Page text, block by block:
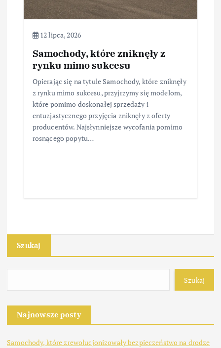
12 lipca, 2026
Samochody, które zniknęły z
rynku mimo sukcesu
Opierając się na tytule Samochody, które zniknęły
z rynku mimo sukcesu, przyjrzymy się modelom,
które pomimo doskonałej sprzedaży i
entuzjastycznego przyjęcia zniknęły z oferty
producentów. Najsłynniejsze wycofania pomimo
rosnącego popytu…
Szukaj
Szukaj
Najnowsze posty
Samochody, które zrewolucjonizowały bezpieczeństwo na drodze